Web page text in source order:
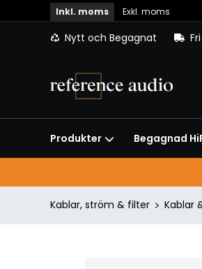
Inkl. moms Exkl. moms
Nytt och Begagnat
Produkter Begagnad
Kablar, ström & filter Kablar